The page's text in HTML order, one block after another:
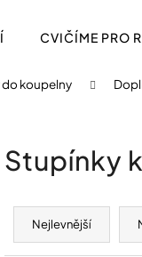
CVIČÍME PRO
koupelny
Stupínky
Ř
Nejlevnější